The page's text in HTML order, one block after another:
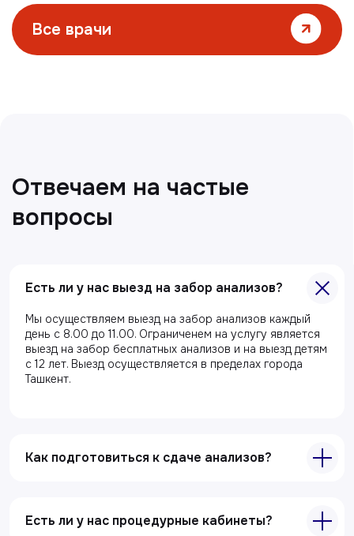
Есть ли у нас выезд на забор анализов?
Мы осуществляем выезд на забор анализов каждый
день с 8.00 до 11.00. Ограниченем на услугу является
выезд на забор бесплатных анализов и на выезд детям
с 12 лет. Выезд осуществляется в пределах города
Ташкент.
Как подготовиться к сдаче анализов?
Есть ли у нас процедурные кабинеты?
Ультразвуковая диагностика
Главная
О клиники